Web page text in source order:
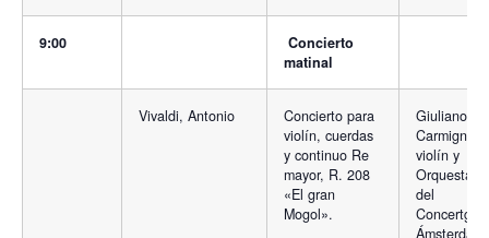
9:00
Concierto
matinal
Vivaldi, Antonio
Concierto para
violín, cuerdas
y continuo Re
mayor, R. 208
«El gran
Mogol».
Giuliano
Carmignola,
violín y
Orquesta
del
Ámsterdam.